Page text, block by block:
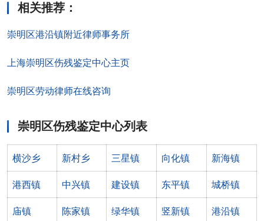
相关推荐 ：
崇明区港沿镇附近律师事务所
上海崇明区伤残鉴定中心主页
崇明区劳动律师在线咨询
崇明区伤残鉴定中心列表
横沙乡 新村乡 三星镇 向化镇 新海镇
港西镇 中兴镇 建设镇 东平镇 城桥镇
庙镇 陈家镇 绿华镇 竖新镇 港沿镇